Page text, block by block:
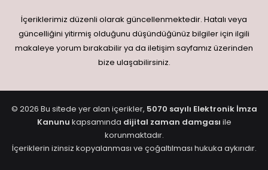
İçeriklerimiz düzenli olarak güncellenmektedir. Hatalı veya
güncelliğini yitirmiş olduğunu düşündüğünüz bilgiler için ilgili
makaleye yorum bırakabilir ya da iletişim sayfamız üzerinden
bize ulaşabilirsiniz.
© 2026 Bu sitede yer alan içerikler, 5070 sayılı Elektronik İmza
Kanunu kapsamında dijital zaman damgası ile
korunmaktadır.
İçeriklerin izinsiz kopyalanması ve çoğaltılması hukuka aykırıdır.